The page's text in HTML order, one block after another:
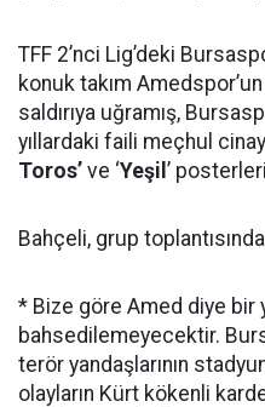
TFF 2’nci Lig’deki
konuk takım
saldırıya uğramış,
yıllardaki faili meçhul
Toros’ ve ‘Yeşil ’
Bahçeli, grup
* Bize göre Amed diye bir
bahsedilemeyecektir.
terör yandaşlarının
olayların Kürt kökenli